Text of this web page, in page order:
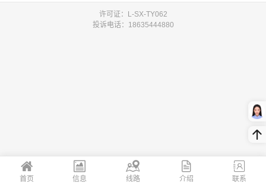
许可证：L-SX-TY062
投诉电话：18635444880
首页 信息 线路 介绍 联系